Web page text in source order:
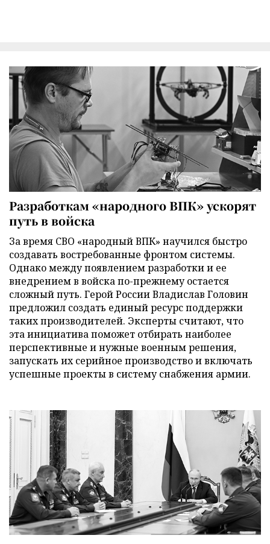
Разработкам «народного ВПК» ускорят
путь в войска
За время СВО «народный ВПК» научился быстро
создавать востребованные фронтом системы.
Однако между появлением разработки и ее
внедрением в войска по-прежнему остается
сложный путь. Герой России Владислав Головин
предложил создать единый ресурс поддержки
таких производителей. Эксперты считают, что
эта инициатива поможет отбирать наиболее
перспективные и нужные военным решения,
запускать их серийное производство и включать
успешные проекты в систему снабжения армии.